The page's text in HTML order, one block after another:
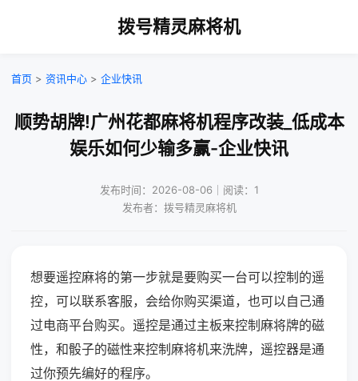
拨号精灵麻将机
首页 > 资讯中心 > 企业快讯
顺势胡牌!广州花都麻将机程序改装_低成本
娱乐如何少输多赢-企业快讯
发布时间：2026-08-06｜阅读：1
发布者：拨号精灵麻将机
想要遥控麻将的第一步就是要购买一台可以控制的遥
控，可以联系客服，会给你购买渠道，也可以自己通
过电商平台购买。遥控是通过主板来控制麻将牌的磁
性，和骰子的磁性来控制麻将机来洗牌，遥控器是通
过你预先编好的程序。